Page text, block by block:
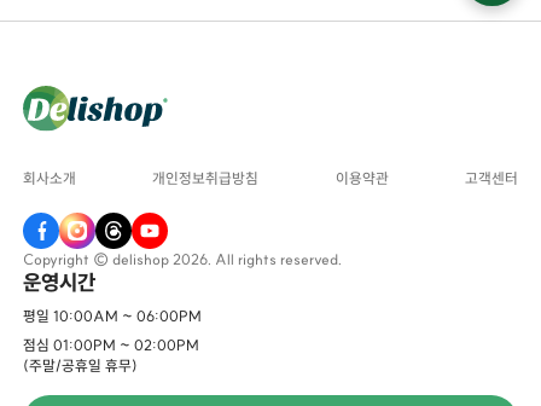
회사소개 개인정보취급방침 이용약관 고객센터
Copyright © delishop 2026. All rights reserved.
운영시간
평일 10:00AM ~ 06:00PM
점심 01:00PM ~ 02:00PM
(주말/공휴일 휴무)